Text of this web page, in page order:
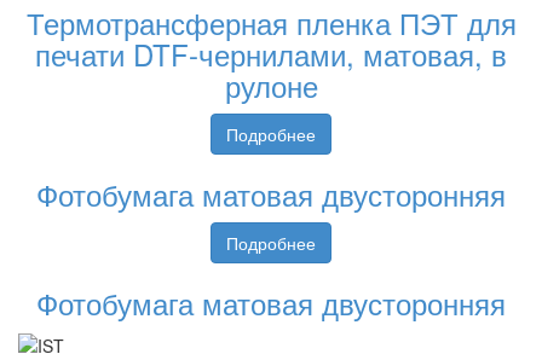
Термотрансферная пленка ПЭТ для
печати DTF-чернилами, матовая, в
рулоне
Подробнее
Фотобумага матовая двусторонняя
Подробнее
Фотобумага матовая двусторонняя